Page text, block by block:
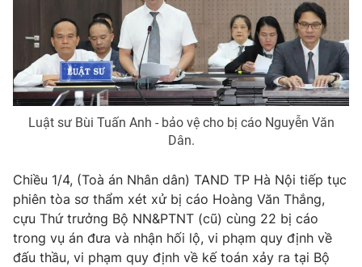
Hậu trường
Nhân vật
Khán giả
Giải sao mai
Giải trí
Điện ảnh
Âm nhạc
Sao
Đời sống
Du lịch
Làm đẹp
Giáo dục
Học trực tuyến
Hitech Công nghệ tương lai
Sản phẩm
Thị trường
Giao lưu trực tuyến
Lịch phát sóng
Luật sư Bùi Tuấn Anh - bảo vệ cho bị cáo Nguyễn Văn
Dân.
Chiều 1/4, (Toà án Nhân dân) TAND TP Hà Nội tiếp tục
phiên tòa sơ thẩm xét xử bị cáo Hoàng Văn Thắng,
cựu Thứ trưởng Bộ NN&PTNT (cũ) cùng 22 bị cáo
trong vụ án đưa và nhận hối lộ, vi phạm quy định về
đấu thầu, vi phạm quy định về kế toán xảy ra tại Bộ